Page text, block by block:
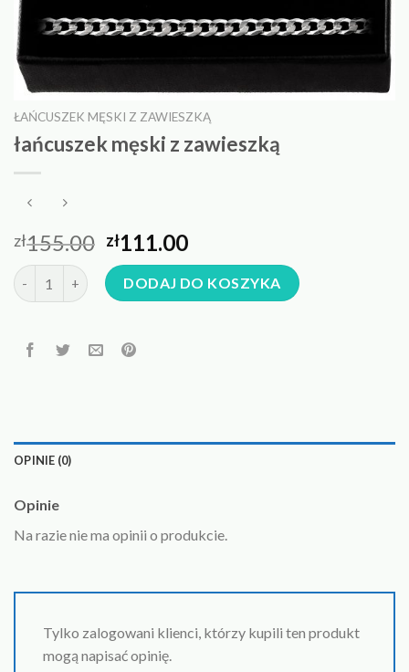
ŁAŃCUSZEK MĘSKI Z ZAWIESZKĄ
łańcuszek męski z zawieszką
zł155.00 zł111.00
ilość łańcuszek męski z zawieszką
DODAJ DO KOSZYKA
OPINIE (0)
Opinie
Na razie nie ma opinii o produkcie.
Tylko zalogowani klienci, którzy kupili ten produkt
mogą napisać opinię.